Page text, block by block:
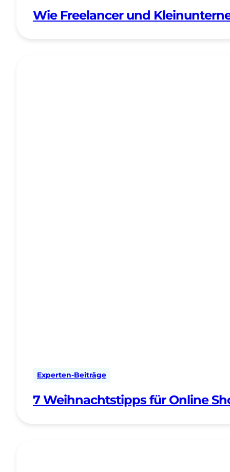
Wie Freelancer und
Experten-Beiträge
7 Weihnachtstipps für Online